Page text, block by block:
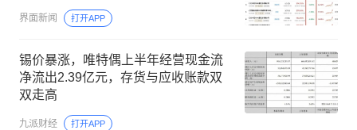
界面新闻 打开APP
锡价暴涨，唯特偶上半年经营现金流
净流出2.39亿元，存货与应收账款双
双走高
九派财经 打开APP